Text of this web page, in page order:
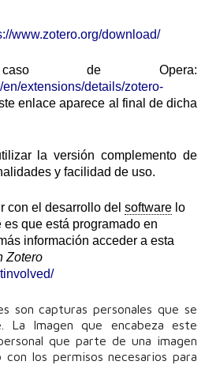
www.zotero.org/download/
de Opera:
extensions/details/zotero-
enlace aparece al final de dicha
la versión complemento de
y facilidad de uso.
con el desarrollo del software lo
que está programado en
información acceder a esta
Zotero
son capturas personales que se
La Imagen que encabeza este
que parte de una imagen
con los permisos necesarios para